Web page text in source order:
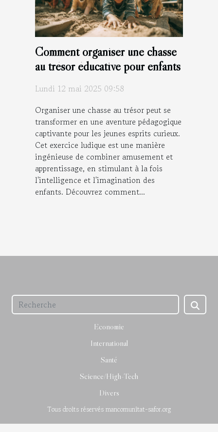
Comment organiser une chasse
au trésor éducative pour enfants
Lundi 12 mai 2025 09:58
Organiser une chasse au trésor peut se
transformer en une aventure pédagogique
captivante pour les jeunes esprits curieux.
Cet exercice ludique est une manière
ingénieuse de combiner amusement et
apprentissage, en stimulant à la fois
l'intelligence et l'imagination des
enfants. Découvrez comment...
Economie
International
Santé
Science/High-Tech
Divers
Tous droits réservés mancomunitat-safor.org